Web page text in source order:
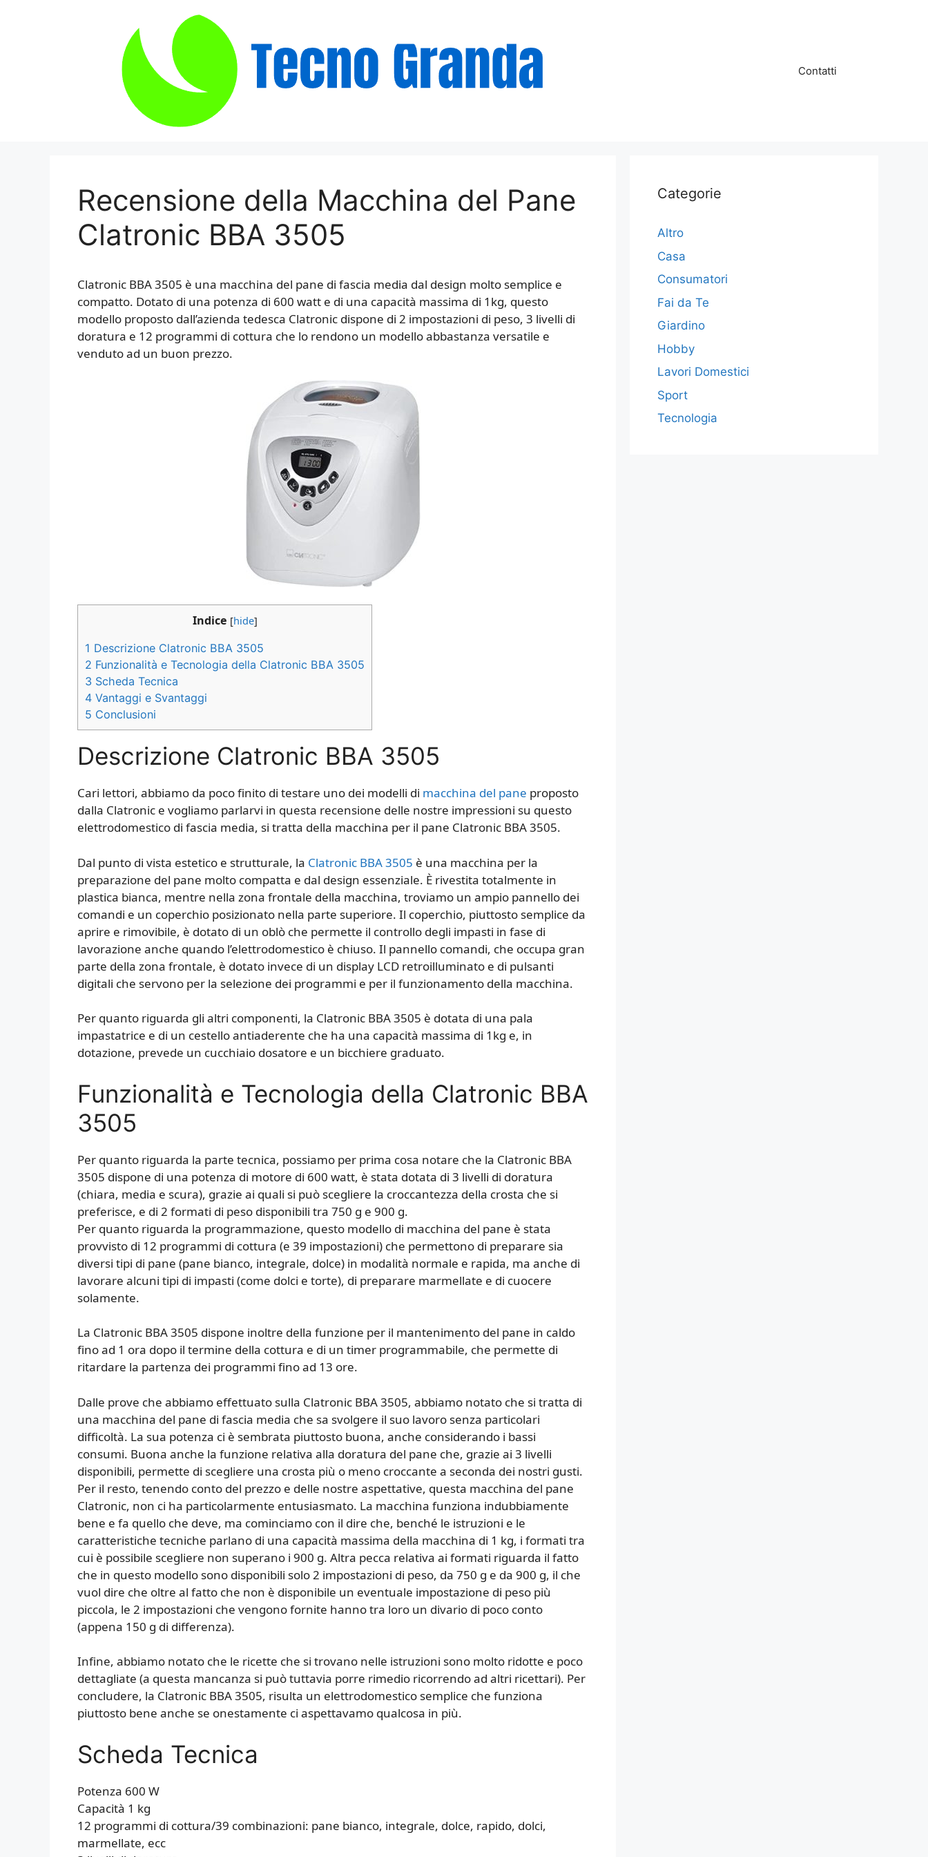
Contatti
Recensione della Macchina del Pane
Clatronic BBA 3505
Clatronic BBA 3505 è una macchina del pane di fascia media dal design molto semplice e
compatto. Dotato di una potenza di 600 watt e di una capacità massima di 1kg, questo
modello proposto dall’azienda tedesca Clatronic dispone di 2 impostazioni di peso, 3 livelli di
doratura e 12 programmi di cottura che lo rendono un modello abbastanza versatile e
venduto ad un buon prezzo.
Indice [hide]
1 Descrizione Clatronic BBA 3505
2 Funzionalità e Tecnologia della Clatronic BBA 3505
3 Scheda Tecnica
4 Vantaggi e Svantaggi
5 Conclusioni
Descrizione Clatronic BBA 3505
Cari lettori, abbiamo da poco finito di testare uno dei modelli di macchina del pane proposto
dalla Clatronic e vogliamo parlarvi in questa recensione delle nostre impressioni su questo
elettrodomestico di fascia media, si tratta della macchina per il pane Clatronic BBA 3505.
Dal punto di vista estetico e strutturale, la Clatronic BBA 3505 è una macchina per la
preparazione del pane molto compatta e dal design essenziale. È rivestita totalmente in
plastica bianca, mentre nella zona frontale della macchina, troviamo un ampio pannello dei
comandi e un coperchio posizionato nella parte superiore. Il coperchio, piuttosto semplice da
aprire e rimovibile, è dotato di un oblò che permette il controllo degli impasti in fase di
lavorazione anche quando l’elettrodomestico è chiuso. Il pannello comandi, che occupa gran
parte della zona frontale, è dotato invece di un display LCD retroilluminato e di pulsanti
digitali che servono per la selezione dei programmi e per il funzionamento della macchina.
Per quanto riguarda gli altri componenti, la Clatronic BBA 3505 è dotata di una pala
impastatrice e di un cestello antiaderente che ha una capacità massima di 1kg e, in
dotazione, prevede un cucchiaio dosatore e un bicchiere graduato.
Funzionalità e Tecnologia della Clatronic BBA
3505
Per quanto riguarda la parte tecnica, possiamo per prima cosa notare che la Clatronic BBA
3505 dispone di una potenza di motore di 600 watt, è stata dotata di 3 livelli di doratura
(chiara, media e scura), grazie ai quali si può scegliere la croccantezza della crosta che si
preferisce, e di 2 formati di peso disponibili tra 750 g e 900 g.
Per quanto riguarda la programmazione, questo modello di macchina del pane è stata
provvisto di 12 programmi di cottura (e 39 impostazioni) che permettono di preparare sia
diversi tipi di pane (pane bianco, integrale, dolce) in modalità normale e rapida, ma anche di
lavorare alcuni tipi di impasti (come dolci e torte), di preparare marmellate e di cuocere
solamente.
La Clatronic BBA 3505 dispone inoltre della funzione per il mantenimento del pane in caldo
fino ad 1 ora dopo il termine della cottura e di un timer programmabile, che permette di
ritardare la partenza dei programmi fino ad 13 ore.
Dalle prove che abbiamo effettuato sulla Clatronic BBA 3505, abbiamo notato che si tratta di
una macchina del pane di fascia media che sa svolgere il suo lavoro senza particolari
difficoltà. La sua potenza ci è sembrata piuttosto buona, anche considerando i bassi
consumi. Buona anche la funzione relativa alla doratura del pane che, grazie ai 3 livelli
disponibili, permette di scegliere una crosta più o meno croccante a seconda dei nostri gusti.
Per il resto, tenendo conto del prezzo e delle nostre aspettative, questa macchina del pane
Clatronic, non ci ha particolarmente entusiasmato. La macchina funziona indubbiamente
bene e fa quello che deve, ma cominciamo con il dire che, benché le istruzioni e le
caratteristiche tecniche parlano di una capacità massima della macchina di 1 kg, i formati tra
cui è possibile scegliere non superano i 900 g. Altra pecca relativa ai formati riguarda il fatto
che in questo modello sono disponibili solo 2 impostazioni di peso, da 750 g e da 900 g, il che
vuol dire che oltre al fatto che non è disponibile un eventuale impostazione di peso più
piccola, le 2 impostazioni che vengono fornite hanno tra loro un divario di poco conto
(appena 150 g di differenza).
Infine, abbiamo notato che le ricette che si trovano nelle istruzioni sono molto ridotte e poco
dettagliate (a questa mancanza si può tuttavia porre rimedio ricorrendo ad altri ricettari). Per
concludere, la Clatronic BBA 3505, risulta un elettrodomestico semplice che funziona
piuttosto bene anche se onestamente ci aspettavamo qualcosa in più.
Scheda Tecnica
Potenza 600 W
Capacità 1 kg
12 programmi di cottura/39 combinazioni: pane bianco, integrale, dolce, rapido, dolci,
marmellate, ecc
Categorie
Altro
Casa
Consumatori
Fai da Te
Giardino
Hobby
Lavori Domestici
Sport
Tecnologia